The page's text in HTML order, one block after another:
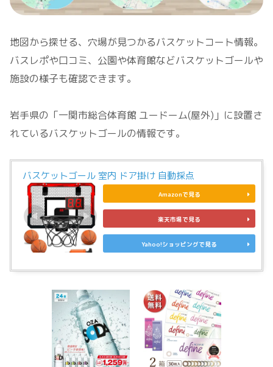
地図から探せる、穴場が見つかるバスケットコート情報。
バスレポや口コミ、公園や体育館などバスケットゴールや
施設の様子も確認できます。
岩手県の「一関市総合体育館 ユードーム(屋外)」に設置さ
れているバスケットゴールの情報です。
バスケットゴール 室内 ドア掛け 自動採点
Amazonで見る
楽天市場で見る
Yahoo!ショッピングで見る